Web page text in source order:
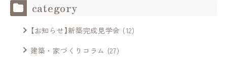
category
【お知らせ】新築完成見学会 (12)
建築・家づくりコラム (27)